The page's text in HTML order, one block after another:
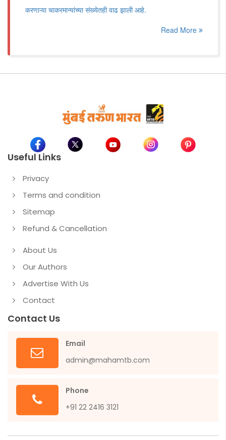
करणाऱ्या चाकरमान्यांच्या संख्येतही वाढ झाली आहे.
Read More
Useful Links
Privacy
Terms and condition
Sitemap
Refund & Cancellation
About Us
Our Authors
Advertise With Us
Contact
Contact Us
Email
admin@mahamtb.com
Phone
+91 22 2416 3121